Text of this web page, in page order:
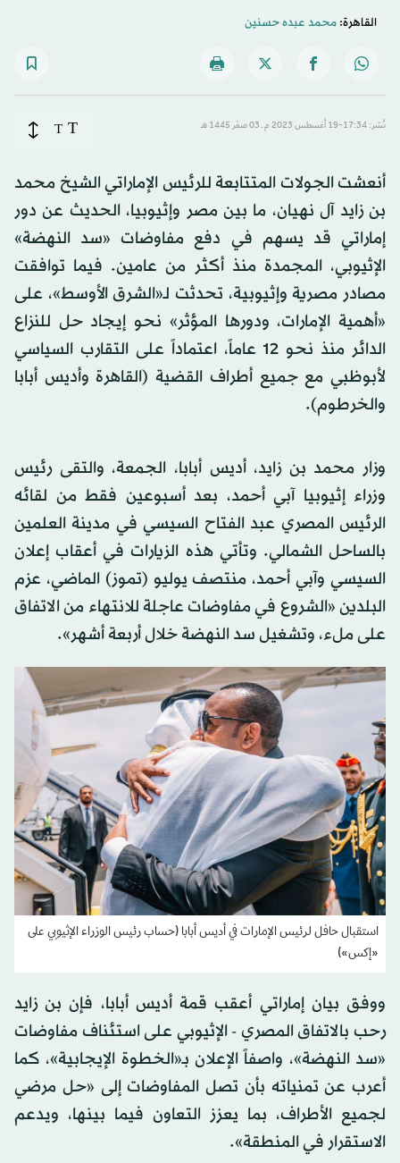
القاهرة:محمد عبده حسنين
نُشر: 17:34-19 أغسطس 2023 م ـ 03 صفَر 1445 هـ T
T
أنعشت الجولات المتتابعة للرئيس الإماراتي الشيخ محمد
بن زايد آل نهيان، ما بين مصر وإثيوبيا، الحديث عن دور
إماراتي قد يسهم في دفع مفاوضات «سد النهضة»
الإثيوبي، المجمدة منذ أكثر من عامين. فيما توافقت
مصادر مصرية وإثيوبية، تحدثت لـ«الشرق الأوسط»، على
«أهمية الإمارات، ودورها المؤثر» نحو إيجاد حل للنزاع
الدائر منذ نحو 12 عاماً، اعتماداً على التقارب السياسي
لأبوظبي مع جميع أطراف القضية (القاهرة وأديس أبابا
والخرطوم).
وزار محمد بن زايد، أديس أبابا، الجمعة، والتقى رئيس
وزراء إثيوبيا آبي أحمد، بعد أسبوعين فقط من لقائه
الرئيس المصري عبد الفتاح السيسي في مدينة العلمين
بالساحل الشمالي. وتأتي هذه الزيارات في أعقاب إعلان
السيسي وآبي أحمد، منتصف يوليو (تموز) الماضي، عزم
البلدين «الشروع في مفاوضات عاجلة للانتهاء من الاتفاق
على ملء، وتشغيل سد النهضة خلال أربعة أشهر».
استقبال حافل لرئيس الإمارات في أديس أبابا (حساب رئيس الوزراء الإثيوبي على
«إكس»)
ووفق بيان إماراتي أعقب قمة أديس أبابا، فإن بن زايد
رحب بالاتفاق المصري - الإثيوبي على استئناف مفاوضات
«سد النهضة»، واصفاً الإعلان بـ«الخطوة الإيجابية»، كما
أعرب عن تمنياته بأن تصل المفاوضات إلى «حل مرضي
لجميع الأطراف، بما يعزز التعاون فيما بينها، ويدعم
الاستقرار في المنطقة».